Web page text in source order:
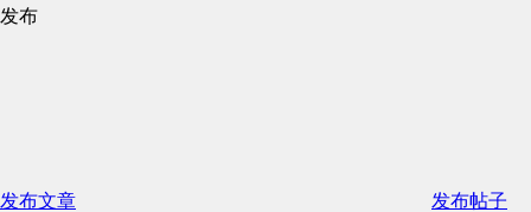
发布
发布文章
发布帖子